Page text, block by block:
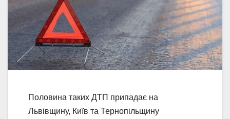
Половина таких ДТП припадає на
Львівщину, Київ та Тернопільщину